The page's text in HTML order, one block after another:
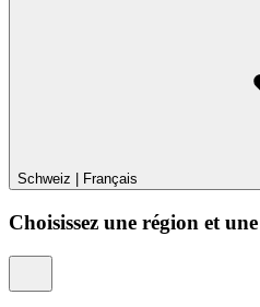
Schweiz Français
Choisissez une région et